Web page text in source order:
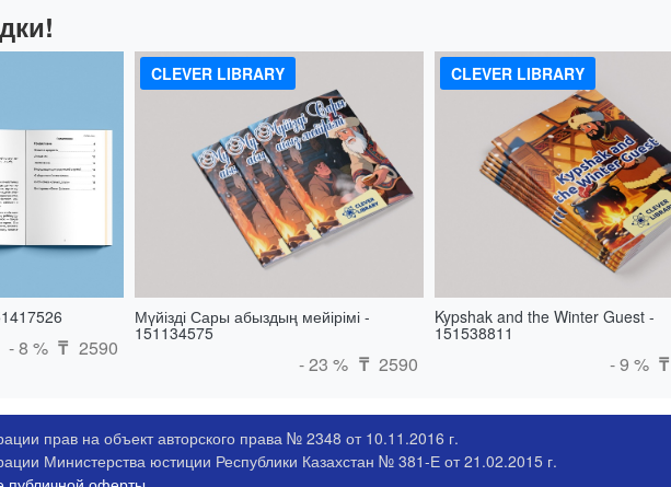
- 8 % ₸ 2590
CLEVER LIBRARY
Мүйізді Сары абыздың мейірімі -
151134575
- 23 % ₸ 2590
CLEVER LIBRARY
Kypshak and the Winter Guest -
151538811
- 9 % ₸
прав на объект авторского права № 2348 от 10.11.2016 г.
Министерства юстиции Республики Казахстан № 381-Е от 21.02.2015 г.